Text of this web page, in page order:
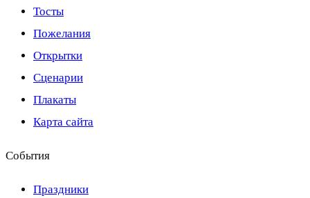
Тосты
Пожелания
Открытки
Сценарии
Плакаты
Карта сайта
События
Праздники